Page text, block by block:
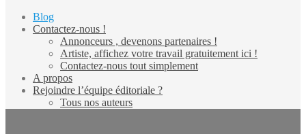
Blog
Contactez-nous !
Annonceurs , devenons partenaires !
Artiste, affichez votre travail gratuitement ici !
Contactez-nous tout simplement
A propos
Rejoindre l’équipe éditoriale ?
Tous nos auteurs